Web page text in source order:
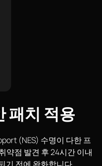
패치 적용
(NES) 수명이 다한 프
약점 발견 후 24시간 이내